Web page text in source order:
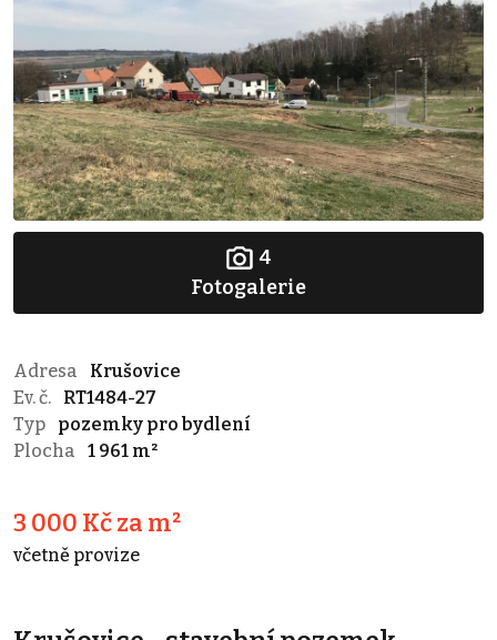
4
Fotogalerie
Adresa
Krušovice
Ev. č.
RT1484-27
Typ
pozemky pro bydlení
Plocha
1 961 m²
3 000 Kč za m²
včetně provize